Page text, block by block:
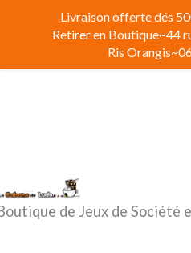
de Jeux de Société
Livraison offerte dés
Retirer en Boutique~44
Ris